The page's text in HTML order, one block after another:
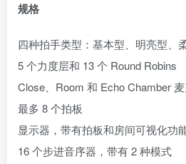
规格
四种拍手类型：基本型、明亮型、
5 个力度层和 13 个 Round Robins
Close、Room 和 Echo Chamber
最多 8 个拍板
显示器，带有拍板和房间可视化功
16 个步进音序器，带有 2 种模式